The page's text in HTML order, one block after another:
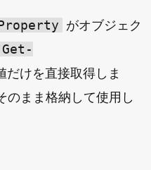
がオブジェク
Get-
だけを直接取得しま
のまま格納して使用し